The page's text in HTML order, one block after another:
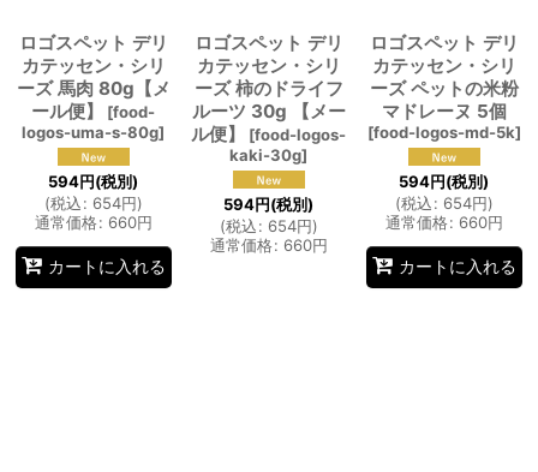
ロゴスペット デリ
カテッセン・シリ
ーズ 馬肉 80g【メ
ール便】
[food-
logos-uma-s-80g]
594円(税別)
(税込: 654円)
通常価格: 660円
カートに入れる
ロゴスペット デリ
カテッセン・シリ
ーズ 柿のドライフ
ルーツ 30g 【メー
ル便】
[food-logos-
kaki-30g]
594円(税別)
(税込: 654円)
通常価格: 660円
ロゴスペット デリ
カテッセン・シリ
ーズ ペットの米粉
マドレーヌ 5個
[food-logos-md-5k]
594円(税別)
(税込: 654円)
通常価格: 660円
カートに入れる